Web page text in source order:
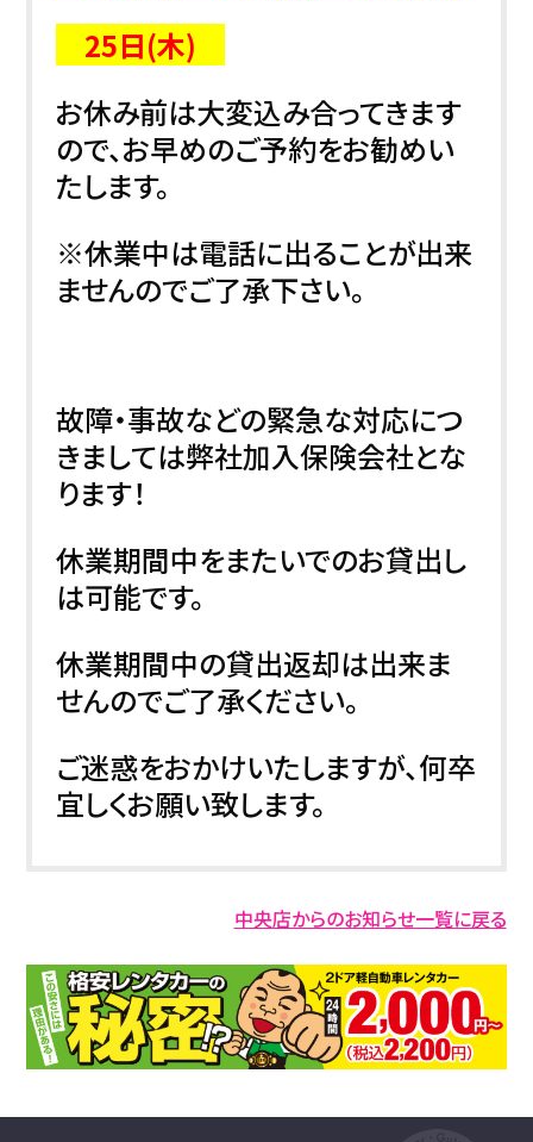
25日(木)
お休み前は大変込み合ってきます
ので、お早めのご予約をお勧めい
たします。
※休業中は電話に出ることが出来
ませんのでご了承下さい。
故障・事故などの緊急な対応につ
きましては弊社加入保険会社とな
ります！
休業期間中をまたいでのお貸出し
は可能です。
休業期間中の貸出返却は出来ま
せんのでご了承ください。
ご迷惑をおかけいたしますが、何卒
宜しくお願い致します。
中央店からのお知らせ一覧に戻る